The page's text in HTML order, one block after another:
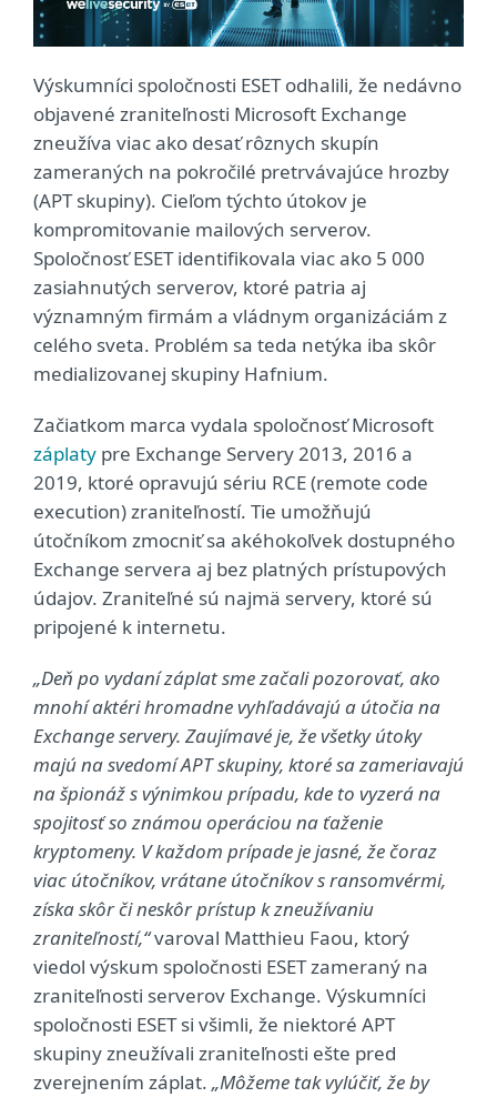
Výskumníci spoločnosti ESET odhalili, že nedávno
objavené zraniteľnosti Microsoft Exchange
zneužíva viac ako desať rôznych skupín
zameraných na pokročilé pretrvávajúce hrozby
(APT skupiny). Cieľom týchto útokov je
kompromitovanie mailových serverov.
Spoločnosť ESET identifikovala viac ako 5 000
zasiahnutých serverov, ktoré patria aj
významným firmám a vládnym organizáciám z
celého sveta. Problém sa teda netýka iba skôr
medializovanej skupiny Hafnium.
Začiatkom marca vydala spoločnosť Microsoft
záplaty pre Exchange Servery 2013, 2016 a
2019, ktoré opravujú sériu RCE (remote code
execution) zraniteľností. Tie umožňujú
útočníkom zmocniť sa akéhokoľvek dostupného
Exchange servera aj bez platných prístupových
údajov. Zraniteľné sú najmä servery, ktoré sú
pripojené k internetu.
„Deň po vydaní záplat sme začali pozorovať, ako
mnohí aktéri hromadne vyhľadávajú a útočia na
Exchange servery. Zaujímavé je, že všetky útoky
majú na svedomí APT skupiny, ktoré sa zameriavajú
na špionáž s výnimkou prípadu, kde to vyzerá na
spojitosť so známou operáciou na ťaženie
kryptomeny. V každom prípade je jasné, že čoraz
viac útočníkov, vrátane útočníkov s ransomvérmi,
získa skôr či neskôr prístup k zneužívaniu
zraniteľností,“varoval Matthieu Faou, ktorý
viedol výskum spoločnosti ESET zameraný na
zraniteľnosti serverov Exchange. Výskumníci
spoločnosti ESET si všimli, že niektoré APT
skupiny zneužívali zraniteľnosti ešte pred
zverejnením záplat. „Môžeme tak vylúčiť, že by